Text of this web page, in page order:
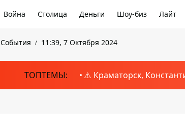
Война Столица Деньги Шоу-биз Лайт
События 11:39, 7 Октября 2024
ТОПТЕМЫ: ⚠️ Краматорск,